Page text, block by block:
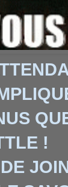
!